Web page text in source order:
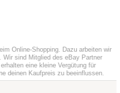
Online-Shopping. Dazu arbeiten wir
sind Mitglied des eBay Partner
eine kleine Vergütung für
deinen Kaufpreis zu beeinflussen.